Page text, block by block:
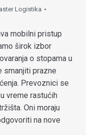
Logistika
mobilni pristup
širok izbor
o stopama u
smanjiti prazne
Prevoznici se
vreme rastućih
Oni moraju
na nove